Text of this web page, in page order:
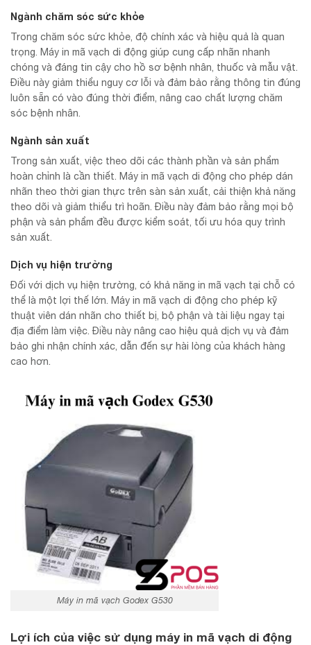
Ngành chăm sóc sức khỏe
Trong chăm sóc sức khỏe, độ chính xác và hiệu quả là quan
trọng. Máy in mã vạch di động giúp cung cấp nhãn nhanh
chóng và đáng tin cậy cho hồ sơ bệnh nhân, thuốc và mẫu vật.
Điều này giảm thiểu nguy cơ lỗi và đảm bảo rằng thông tin đúng
luôn sẵn có vào đúng thời điểm, nâng cao chất lượng chăm
sóc bệnh nhân.
Ngành sản xuất
Trong sản xuất, việc theo dõi các thành phần và sản phẩm
hoàn chỉnh là cần thiết. Máy in mã vạch di động cho phép dán
nhãn theo thời gian thực trên sàn sản xuất, cải thiện khả năng
theo dõi và giảm thiểu trì hoãn. Điều này đảm bảo rằng mọi bộ
phận và sản phẩm đều được kiểm soát, tối ưu hóa quy trình
sản xuất.
Dịch vụ hiện trường
Đối với dịch vụ hiện trường, có khả năng in mã vạch tại chỗ có
thể là một lợi thế lớn. Máy in mã vạch di động cho phép kỹ
thuật viên dán nhãn cho thiết bị, bộ phận và tài liệu ngay tại
địa điểm làm việc. Điều này nâng cao hiệu quả dịch vụ và đảm
bảo ghi nhận chính xác, dẫn đến sự hài lòng của khách hàng
cao hơn.
Máy in mã vạch Godex G530
Lợi ích của việc sử dụng máy in mã vạch di động